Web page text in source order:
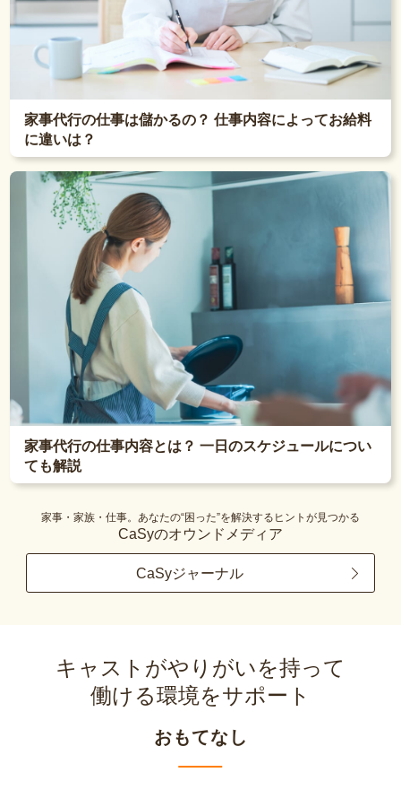
家事代行の仕事は儲かるの？ 仕事内容によってお給料
に違いは？
家事代行の仕事内容とは？ 一日のスケジュールについ
ても解説
家事・家族・仕事。あなたの“困った”を解決するヒントが見つかる
CaSyのオウンドメディア
CaSyジャーナル
キャストがやりがいを持って
働ける環境をサポート
おもてなし